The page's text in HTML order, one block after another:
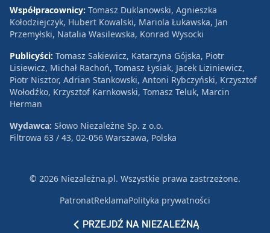
PRZEJDŹ NA NIEZALEŻNĄ
Współpracownicy: Tomasz Duklanowski, Agnieszka
Kołodziejczyk, Hubert Kowalski, Mariola Łukawska, Jan
Przemyłski, Natalia Wasilewska, Konrad Wysocki
Publicyści: Tomasz Sakiewicz, Katarzyna Gójska, Piotr
Lisiewicz, Michał Rachoń, Tomasz Łysiak, Jacek Liziniewicz,
Piotr Nisztor, Adrian Stankowski, Antoni Rybczyński, Krzysztof
Wołodźko, Krzysztof Karnkowski, Tomasz Teluk, Marcin
Herman
Wydawca: Słowo Niezależne Sp. z o.o.
Filtrowa 63 / 43, 02-056 Warszawa, Polska
© 2026 Niezależna.pl. Wszystkie prawa zastrzeżone.
PatronatReklamaPolityka prywatności